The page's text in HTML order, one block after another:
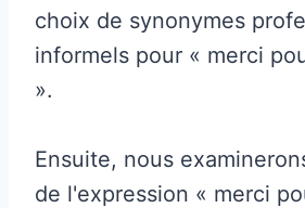
choix de synonymes
informels pour « merci
».
Ensuite, nous
de l'expression « merci